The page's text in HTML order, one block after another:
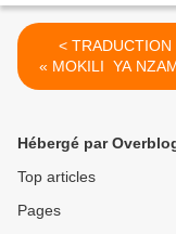
< TRADUCTION DE
« MOKILI YA
DE NICO ET
Hébergé par
Top articles
Pages